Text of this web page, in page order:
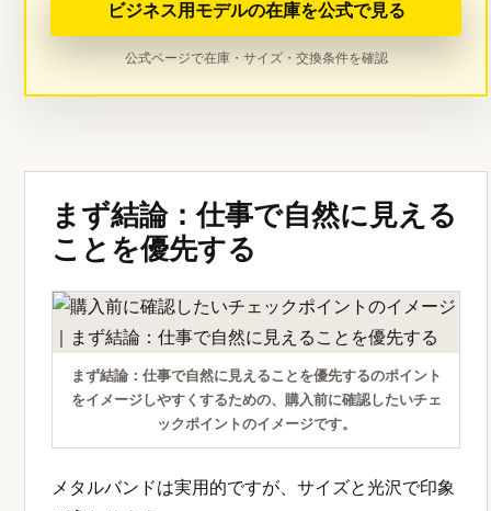
ビジネス用モデルの在庫を公式で見る
公式ページで在庫・サイズ・交換条件を確認
まず結論：仕事で自然に見える
ことを優先する
まず結論：仕事で自然に見えることを優先するのポイント
をイメージしやすくするための、購入前に確認したいチェ
ックポイントのイメージです。
メタルバンドは実用的ですが、サイズと光沢で印象